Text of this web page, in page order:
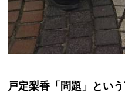
戸定梨香「問題」とい